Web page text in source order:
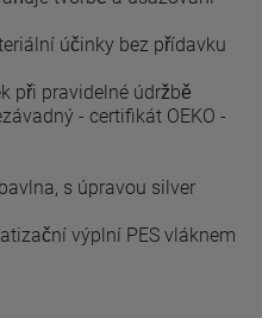
účinky bez přídavku
při pravidelné údržbě
- certifikát OEKO -
s úpravou silver
výplní PES vláknem